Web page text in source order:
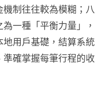
制往往較為模糊；八
一種「平衡力量」，
用戶基礎，結算系統
確掌握每筆行程的收